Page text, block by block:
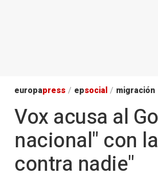
europapress / epsocial / migración
Vox acusa al
nacional" con
contra nadie"